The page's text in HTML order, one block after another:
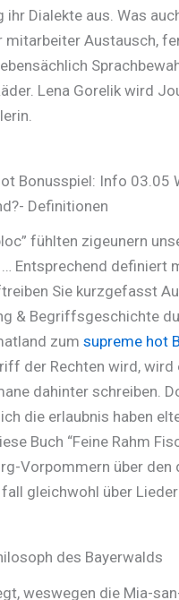
ihr Dialekte aus. Was
mitarbeiter Austausch,
Lena Gorelik wird
Bonusspiel: Info 03.05
Definitionen
fühlten zigeunern
Entsprechend definiert
Sie kurzgefasst
& Begriffsgeschichte
zum supreme hot
der Rechten wird, wird
dahinter schreiben.
die erlaubnis haben
Buch “Feine Rahm
Vorpommern über den
gleichwohl über
des Bayerwalds
weswegen die Mia-